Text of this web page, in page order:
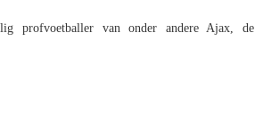
profvoetballer van onder andere Ajax, de